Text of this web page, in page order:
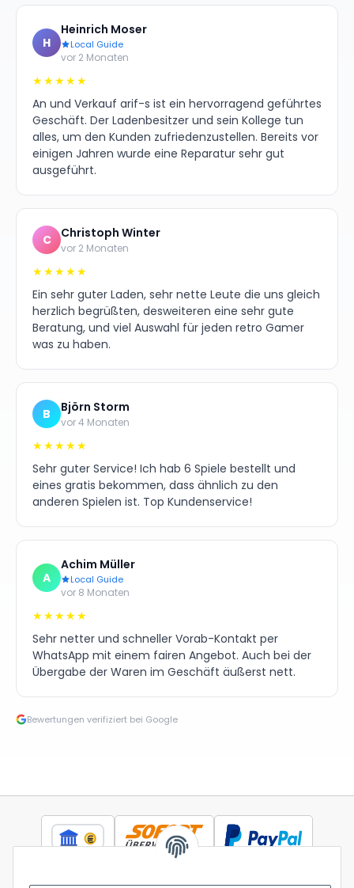
H
Heinrich Moser
Local Guide
vor 2 Monaten
★★★★★
An und Verkauf arif-s ist ein hervorragend geführtes
Geschäft. Der Ladenbesitzer und sein Kollege tun
alles, um den Kunden zufriedenzustellen. Bereits vor
einigen Jahren wurde eine Reparatur sehr gut
ausgeführt.
C Christoph Winter
vor 2 Monaten
★★★★★
Ein sehr guter Laden, sehr nette Leute die uns gleich
herzlich begrüßten, desweiteren eine sehr gute
Beratung, und viel Auswahl für jeden retro Gamer
was zu haben.
B Björn Storm
vor 4 Monaten
★★★★★
Sehr guter Service! Ich hab 6 Spiele bestellt und
eines gratis bekommen, dass ähnlich zu den
anderen Spielen ist. Top Kundenservice!
A
Achim Müller
Local Guide
vor 8 Monaten
★★★★★
Sehr netter und schneller Vorab-Kontakt per
WhatsApp mit einem fairen Angebot. Auch bei der
Übergabe der Waren im Geschäft äußerst nett.
Bewertungen verifiziert bei Google